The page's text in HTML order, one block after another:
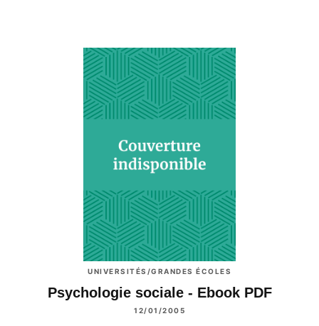
UNIVERSITÉS/GRANDES ÉCOLES
Psychologie sociale - Ebook PDF
12/01/2005